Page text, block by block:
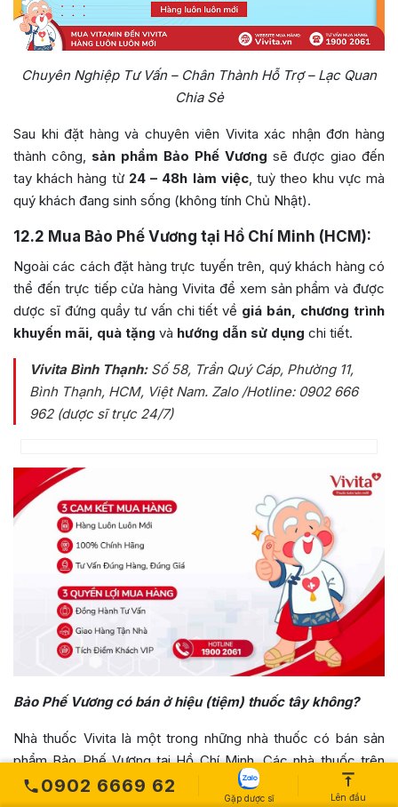
Chuyên Nghiệp Tư Vấn – Chân Thành Hỗ Trợ – Lạc Quan
Chia Sẻ
Sau khi đặt hàng và chuyên viên Vivita xác nhận đơn hàng
thành công, sản phẩm Bảo Phế Vương sẽ được giao đến
tay khách hàng từ 24 – 48h làm việc, tuỳ theo khu vực mà
quý khách đang sinh sống (không tính Chủ Nhật).
12.2 Mua Bảo Phế Vương tại Hồ Chí Minh (HCM):
Ngoài các cách đặt hàng trực tuyến trên, quý khách hàng có
thể đến trực tiếp cửa hàng Vivita để xem sản phẩm và được
dược sĩ đứng quầy tư vấn chi tiết về giá bán, chương trình
khuyến mãi, quà tặng và hướng dẫn sử dụng chi tiết.
Vivita Bình Thạnh:Số 58, Trần Quý Cáp, Phường 11,
Bình Thạnh, HCM, Việt Nam. Zalo /Hotline: 0902 666
962 (dược sĩ trực 24/7)
Bảo Phế Vương có bán ở hiệu (tiệm) thuốc tây không?
Nhà thuốc Vivita là một trong những nhà thuốc có bán sản
phẩm Bảo Phế Vương tại Hồ Chí Minh. Các nhà thuốc trên
các tỉnh thành khác hiện tại vẫn chưa có sản phẩm này.
0902 6669 62
Gặp dược sĩ Lên đầu